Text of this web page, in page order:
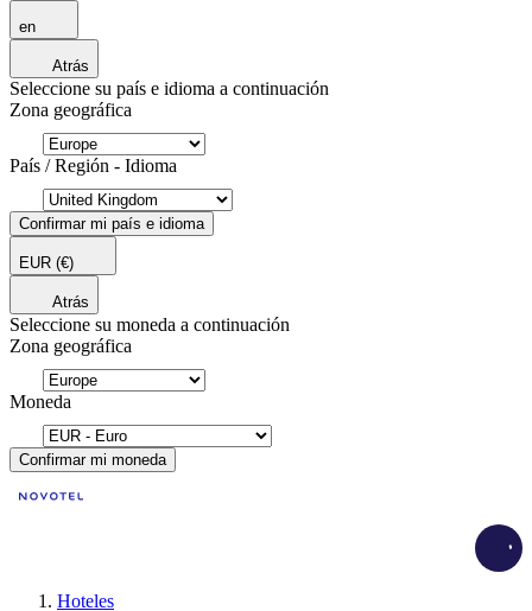
en
Atrás
Seleccione su país e idioma a continuación
Zona geográfica
País / Región - Idioma
Confirmar mi país e idioma
EUR (€)
Atrás
Seleccione su moneda a continuación
Zona geográfica
Moneda
Confirmar mi moneda
Hoteles